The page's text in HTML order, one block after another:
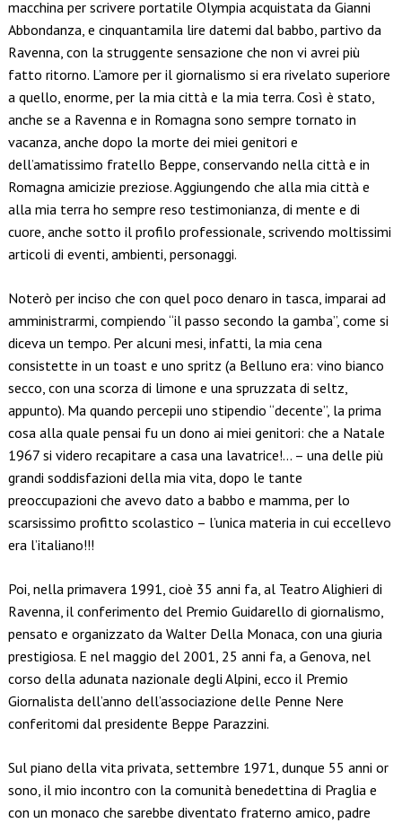
macchina per scrivere portatile Olympia acquistata da Gianni
Abbondanza, e cinquantamila lire datemi dal babbo, partivo da
Ravenna, con la struggente sensazione che non vi avrei più
fatto ritorno. L’amore per il giornalismo si era rivelato superiore
a quello, enorme, per la mia città e la mia terra. Così è stato,
anche se a Ravenna e in Romagna sono sempre tornato in
vacanza, anche dopo la morte dei miei genitori e
dell’amatissimo fratello Beppe, conservando nella città e in
Romagna amicizie preziose. Aggiungendo che alla mia città e
alla mia terra ho sempre reso testimonianza, di mente e di
cuore, anche sotto il profilo professionale, scrivendo moltissimi
articoli di eventi, ambienti, personaggi.
Noterò per inciso che con quel poco denaro in tasca, imparai ad
amministrarmi, compiendo “il passo secondo la gamba”, come si
diceva un tempo. Per alcuni mesi, infatti, la mia cena
consistette in un toast e uno spritz (a Belluno era: vino bianco
secco, con una scorza di limone e una spruzzata di seltz,
appunto). Ma quando percepii uno stipendio “decente”, la prima
cosa alla quale pensai fu un dono ai miei genitori: che a Natale
1967 si videro recapitare a casa una lavatrice!… – una delle più
grandi soddisfazioni della mia vita, dopo le tante
preoccupazioni che avevo dato a babbo e mamma, per lo
scarsissimo profitto scolastico – l’unica materia in cui eccellevo
era l’italiano!!!
Poi, nella primavera 1991, cioè 35 anni fa, al Teatro Alighieri di
Ravenna, il conferimento del Premio Guidarello di giornalismo,
pensato e organizzato da Walter Della Monaca, con una giuria
prestigiosa. E nel maggio del 2001, 25 anni fa, a Genova, nel
corso della adunata nazionale degli Alpini, ecco il Premio
Giornalista dell’anno dell’associazione delle Penne Nere
conferitomi dal presidente Beppe Parazzini.
Sul piano della vita privata, settembre 1971, dunque 55 anni or
sono, il mio incontro con la comunità benedettina di Praglia e
con un monaco che sarebbe diventato fraterno amico, padre